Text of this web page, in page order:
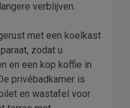
verblijven.
met een koelkast
zodat u
en een kop koffie in
privébadkamer is
en wastafel voor